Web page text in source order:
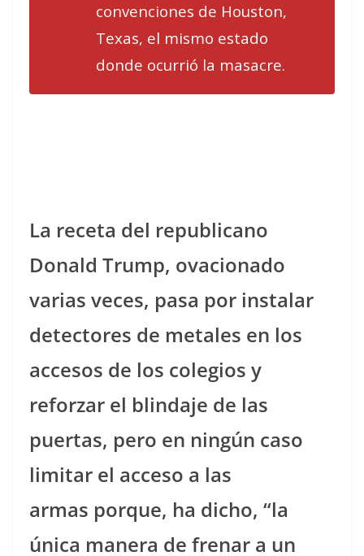
convenciones de Houston,
Texas, el mismo estado
donde ocurrió la masacre.
La receta del republicano
Donald Trump, ovacionado
varias veces, pasa por instalar
detectores de metales en los
accesos de los colegios y
reforzar el blindaje de las
puertas, pero en ningún caso
limitar el acceso a las
armas porque, ha dicho, “la
única manera de frenar a un